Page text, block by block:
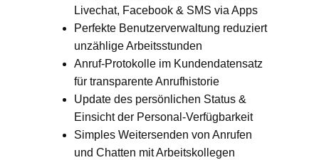
Livechat, Facebook & SMS via Apps
Perfekte Benutzerverwaltung reduziert
unzählige Arbeitsstunden
Anruf-Protokolle im Kundendatensatz
für transparente Anrufhistorie
Update des persönlichen Status &
Einsicht der Personal-Verfügbarkeit
Simples Weitersenden von Anrufen
und Chatten mit Arbeitskollegen